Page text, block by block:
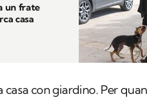
un frate
casa
casa con giardino. Per